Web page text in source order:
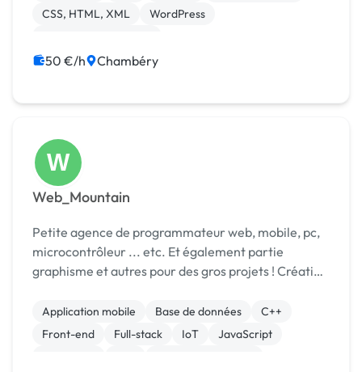
performa...
CSS, HTML, XML
WordPress
50 €/h Chambéry
W
Web_Mountain
Petite agence de programmateur web, mobile, pc,
microcontrôleur ... etc. Et également partie
graphisme et autres pour des gros projets ! Création
en une multitude de langages (C, C++, Php, Html,
J...
Application mobile Base de données
C++
Front-end
Full-stack IoT
JavaScript